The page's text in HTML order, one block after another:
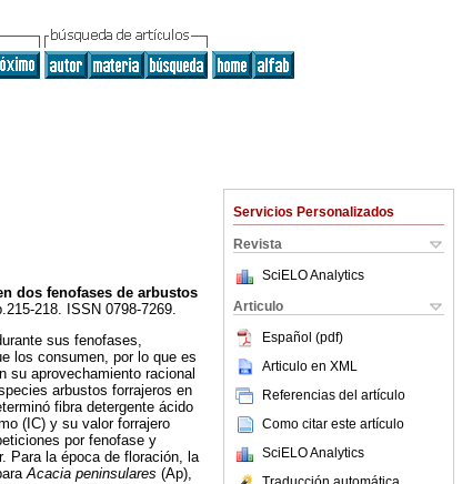
Servicios Personalizados
Revista
SciELO Analytics
Articulo
Español (pdf)
Articulo en XML
Referencias del artículo
Como citar este artículo
SciELO Analytics
dos fenofases de arbustos
218. ISSN 0798-7269.
sus fenofases,
los consumen, por lo que es
su aprovechamiento racional
arbustos forrajeros en
fibra detergente ácido
(IC) y su valor forrajero
por fenofase y
Para la época de floración, la
Acacia peninsulares (Ap),